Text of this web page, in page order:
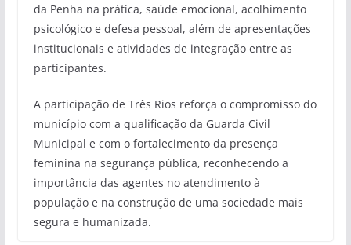
da Penha na prática, saúde emocional, acolhimento
psicológico e defesa pessoal, além de apresentações
institucionais e atividades de integração entre as
participantes.
A participação de Três Rios reforça o compromisso do
município com a qualificação da Guarda Civil
Municipal e com o fortalecimento da presença
feminina na segurança pública, reconhecendo a
importância das agentes no atendimento à
população e na construção de uma sociedade mais
segura e humanizada.